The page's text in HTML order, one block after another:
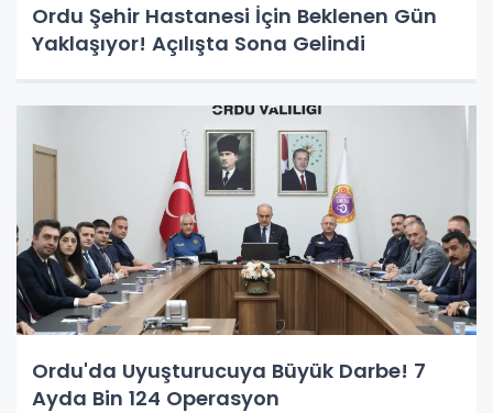
Ordu Şehir Hastanesi İçin Beklenen Gün
Yaklaşıyor! Açılışta Sona Gelindi
Ordu'da Uyuşturucuya Büyük Darbe! 7
Ayda Bin 124 Operasyon